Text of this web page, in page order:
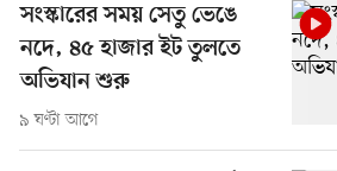
সংস্কারের সময় সেতু ভেঙে
নদে, ৪৫ হাজার ইট তুলতে
অভিযান শুরু
৯ ঘণ্টা আগে